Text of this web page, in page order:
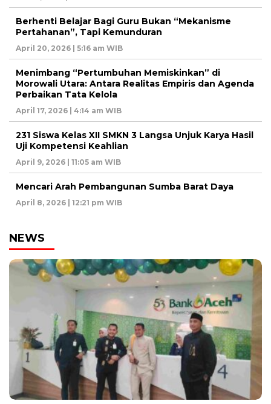
Berhenti Belajar Bagi Guru Bukan “Mekanisme
Pertahanan”, Tapi Kemunduran
April 20, 2026 | 5:16 am WIB
Menimbang “Pertumbuhan Memiskinkan” di
Morowali Utara: Antara Realitas Empiris dan Agenda
Perbaikan Tata Kelola
April 17, 2026 | 4:14 am WIB
231 Siswa Kelas XII SMKN 3 Langsa Unjuk Karya Hasil
Uji Kompetensi Keahlian
April 9, 2026 | 11:05 am WIB
Mencari Arah Pembangunan Sumba Barat Daya
April 8, 2026 | 12:21 pm WIB
NEWS